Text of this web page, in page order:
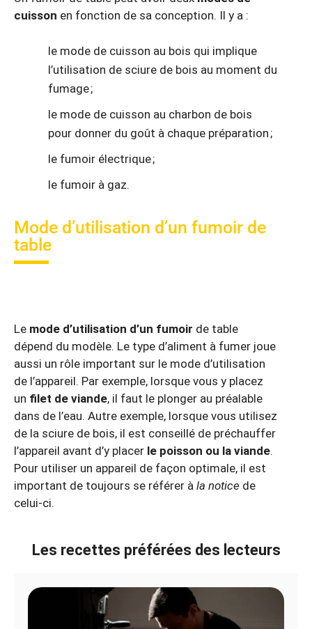
cuisson en fonction de sa conception. Il y a :
le mode de cuisson au bois qui implique
l’utilisation de sciure de bois au moment du
fumage ;
le mode de cuisson au charbon de bois
pour donner du goût à chaque préparation ;
le fumoir électrique ;
le fumoir à gaz.
Mode d’utilisation d’un fumoir de
table
Le mode d’utilisation d’un fumoir de table
dépend du modèle. Le type d’aliment à fumer joue
aussi un rôle important sur le mode d’utilisation
de l’appareil. Par exemple, lorsque vous y placez
un filet de viande, il faut le plonger au préalable
dans de l’eau. Autre exemple, lorsque vous utilisez
de la sciure de bois, il est conseillé de préchauffer
l’appareil avant d’y placer le poisson ou la viande.
Pour utiliser un appareil de façon optimale, il est
important de toujours se référer à la notice de
celui-ci.
Les recettes préférées des lecteurs